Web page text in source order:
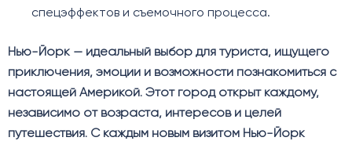
спецэффектов и съемочного процесса.
Нью-Йорк — идеальный выбор для туриста, ищущего
приключения, эмоции и возможности познакомиться с
настоящей Америкой. Этот город открыт каждому,
независимо от возраста, интересов и целей
путешествия. С каждым новым визитом Нью-Йорк